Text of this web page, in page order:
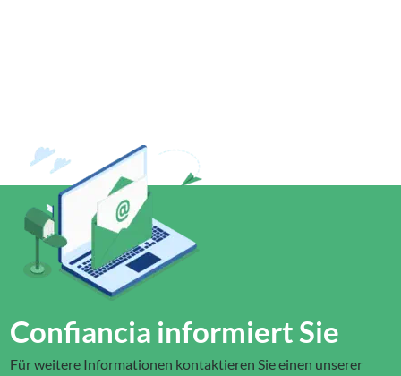
Confiancia informiert Sie
Für weitere Informationen kontaktieren Sie einen unserer